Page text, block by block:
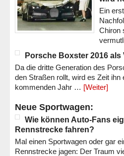
Ein
Chiron
Porsche Boxster 2016 als
Da die dritte Generation des
den Straßen rollt, wird es Zeit ihn
kommenden Jahr … [Weiter]
Neue Sportwagen:
Wie können Auto-Fans
Rennstrecke fahren?
Mal einen Sportwagen oder gar
Rennstrecke jagen: Der Traum